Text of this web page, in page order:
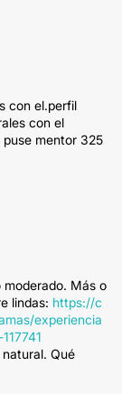
con el.perfil
con el
mentor 325
Más o
lindas: https://c
experiencia
Qué